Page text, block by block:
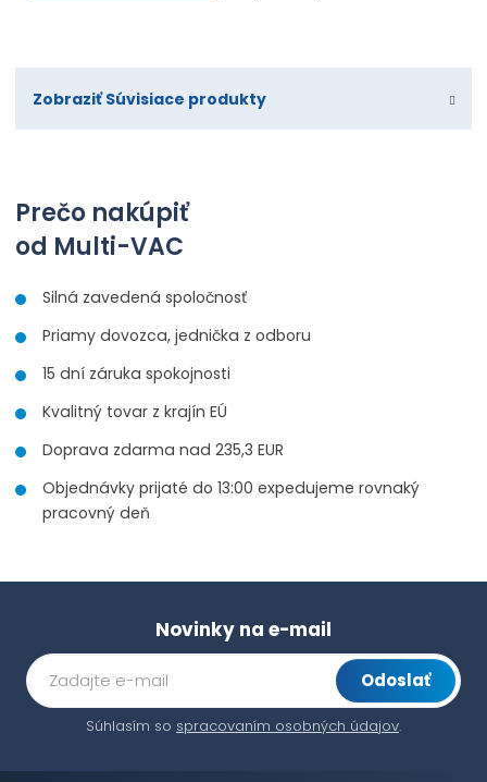
Zobraziť Súvisiace produkty
Prečo nakúpiť
od Multi-VAC
Silná zavedená spoločnosť
Priamy dovozca, jednička z odboru
15 dní záruka spokojnosti
Kvalitný tovar z krajín EÚ
Doprava zdarma nad 235,3 EUR
Objednávky prijaté do 13:00 expedujeme rovnaký
pracovný deň
Novinky na e-mail
Odoslať
Súhlasím so spracovaním osobných údajov.